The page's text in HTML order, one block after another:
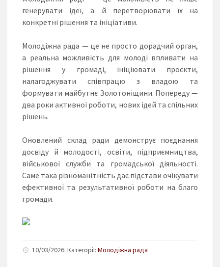
генерувати ідеї, а й перетворювати їх на
конкретні рішення та ініціативи.
Молодіжна рада — це не просто дорадчий орган,
а реальна можливість для молоді впливати на
рішення у громаді, ініціювати проєкти,
налагоджувати співпрацю з владою та
формувати майбутнє Золотоніщини. Попереду —
два роки активної роботи, нових ідей та спільних
рішень.
Оновлений склад ради демонструє поєднання
досвіду й молодості, освіти, підприємництва,
військової служби та громадської діяльності.
Саме така різноманітність дає підстави очікувати
ефективної та результативної роботи на благо
громади.
10/03/2026. Категорії: Молодіжна рада